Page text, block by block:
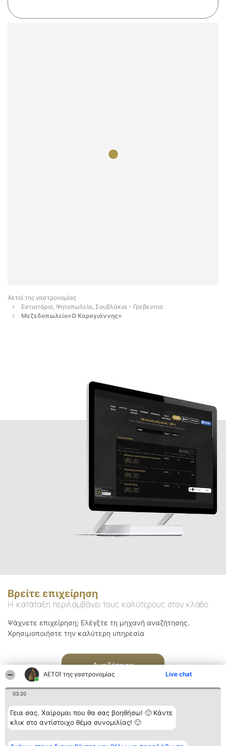
ΑΕΤΟΊ της γαστρονομίας Live chat
03:20
Γεια σας. Χαίρομαι που θα σας βοηθήσω! 🙂 Κάντε
κλικ στο αντίστοιχο θέμα συνομιλίας! 🙂
Αετοί της γαστρονομίας
Εστιατόρια, Ψητοπωλεία, Σουβλάκια - Γρεβενιτιο
Μεζεδοπωλείο«Ο Καραγιάννης»
Βρείτε επιχείρηση
Η κατάταξη περιλαμβάνει τους καλύτερους στον κλάδο
Ψάχνετε επιχείρηση; Ελέγξτε τη μηχανή αναζήτησης.
Χρησιμοποιήστε την καλύτερη υπηρεσία
Αναζήτηση
Διοργανωτής της
Κατάταξη Επικοινωνία